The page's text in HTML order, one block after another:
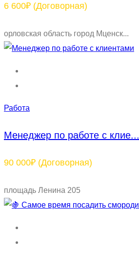
6 600₽ (Договорная)
орловская область город Мценск...
Работа
Менеджер по работе с клие...
90 000₽ (Договорная)
площадь Ленина 205